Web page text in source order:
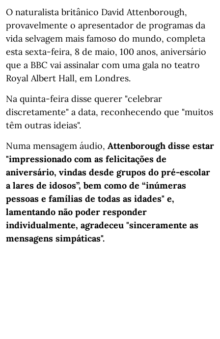
O naturalista britânico David Attenborough,
provavelmente o apresentador de programas da
vida selvagem mais famoso do mundo, completa
esta sexta-feira, 8 de maio, 100 anos, aniversário
que a BBC vai assinalar com uma gala no teatro
Royal Albert Hall, em Londres.
Na quinta-feira disse querer "celebrar
discretamente" a data, reconhecendo que "muitos
têm outras ideias".
Numa mensagem áudio, Attenborough disse estar
"impressionado com as felicitações de
aniversário, vindas desde grupos do pré-escolar
a lares de idosos”, bem como de “inúmeras
pessoas e famílias de todas as idades" e,
lamentando não poder responder
individualmente, agradeceu "sinceramente as
mensagens simpáticas".